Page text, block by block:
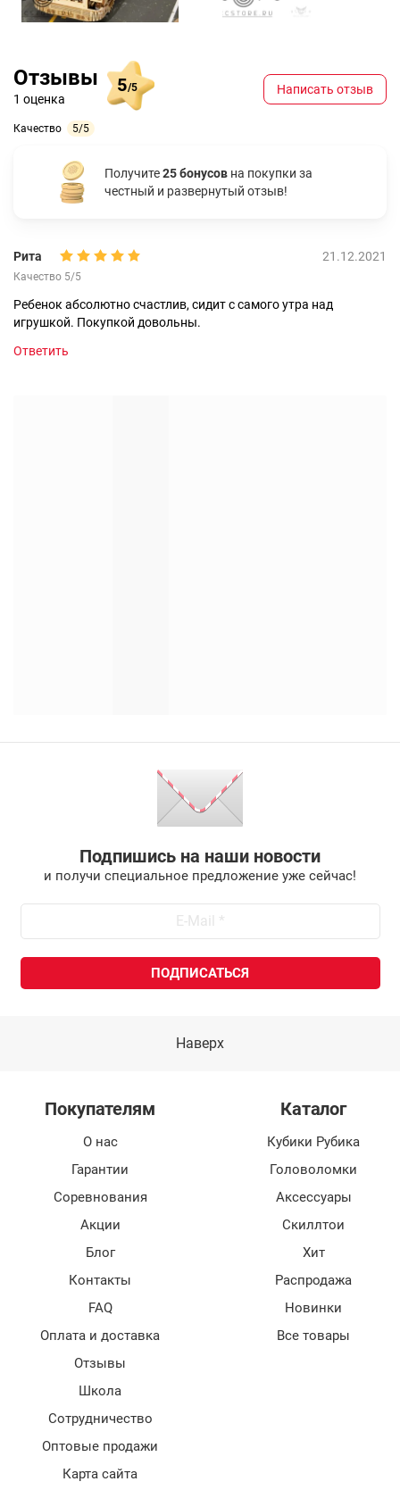
Отзывы
1 оценка
5/5
Качество 5/5
Написать отзыв
Получите25 бонусов на покупки за
честный и развернутый отзыв!
Рита 21.12.2021
Качество 5/5
Ребенок абсолютно счастлив, сидит с самого утра над
игрушкой. Покупкой довольны.
Ответить
Подпишись на наши новости
и получи специальное предложение уже сейчас!
Наверх
Покупателям
О нас
Гарантии
Соревнования
Акции
Блог
Контакты
FAQ
Оплата и доставка
Отзывы
Школа
Сотрудничество
Оптовые продажи
Карта сайта
Каталог
Кубики Рубика
Головоломки
Аксессуары
Скиллтои
Хит
Распродажа
Новинки
Все товары